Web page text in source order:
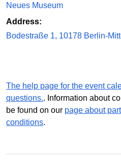
Neues Museum
Address:
Bodestraße 1, 10178 Berlin-
The help page for the event
questions.. Information about
be found on our page about
conditions.